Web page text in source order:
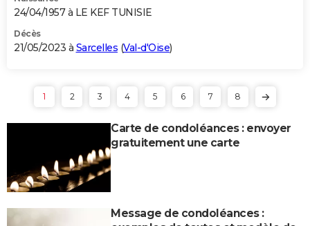
24/04/1957 à LE KEF TUNISIE
Décès
21/05/2023 à Sarcelles (Val-d'Oise)
1 2 3 4 5 6 7 8
Carte de condoléances : envoyer
gratuitement une carte
Message de condoléances :